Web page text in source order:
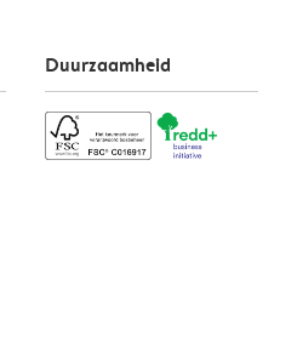
Duurzaamheid